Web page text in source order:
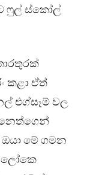
ෆුල් ස්කෝල්
කළා ඒත්
එග්සෑම් වල
මේ ගමන
ලෝකෙ